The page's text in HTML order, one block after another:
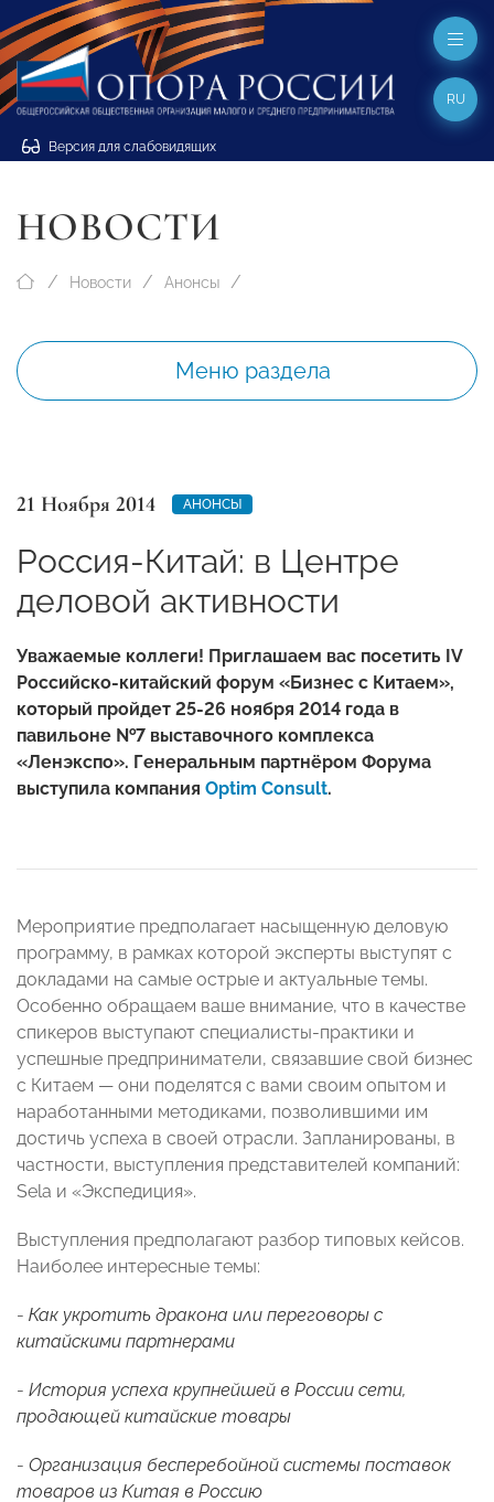
Версия для слабовидящих
RU
НОВОСТИ
Новости Анонсы
Меню раздела
21 Ноября 2014 АНОНСЫ
Россия-Китай: в Центре
деловой активности
Уважаемые коллеги! Приглашаем вас посетить IV
Российско-китайский форум «Бизнес с Китаем»,
который пройдет 25-26 ноября 2014 года в
павильоне №7 выставочного комплекса
«Ленэкспо». Генеральным партнёром Форума
выступила компания Optim Consult.
Мероприятие предполагает насыщенную деловую
программу, в рамках которой эксперты выступят с
докладами на самые острые и актуальные темы.
Особенно обращаем ваше внимание, что в качестве
спикеров выступают специалисты-практики и
успешные предприниматели, связавшие свой бизнес
с Китаем — они поделятся с вами своим опытом и
наработанными методиками, позволившими им
достичь успеха в своей отрасли. Запланированы, в
частности, выступления представителей компаний:
Sela и «Экспедиция».
Выступления предполагают разбор типовых кейсов.
Наиболее интересные темы:
- Как укротить дракона или переговоры с
китайскими партнерами
- История успеха крупнейшей в России сети,
продающей китайские товары
- Организация бесперебойной системы поставок
товаров из Китая в Россию